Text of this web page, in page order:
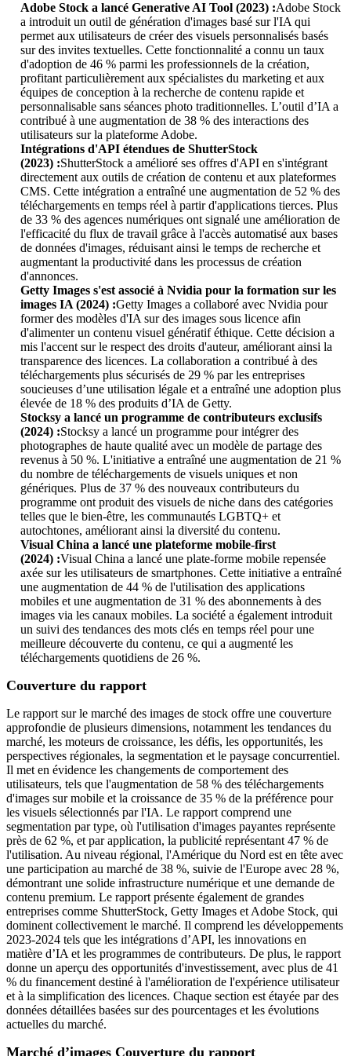
Adobe Stock a lancé Generative AI Tool (2023) :Adobe Stock
a introduit un outil de génération d'images basé sur l'IA qui
permet aux utilisateurs de créer des visuels personnalisés basés
sur des invites textuelles. Cette fonctionnalité a connu un taux
d'adoption de 46 % parmi les professionnels de la création,
profitant particulièrement aux spécialistes du marketing et aux
équipes de conception à la recherche de contenu rapide et
personnalisable sans séances photo traditionnelles. L’outil d’IA a
contribué à une augmentation de 38 % des interactions des
utilisateurs sur la plateforme Adobe.
Intégrations d'API étendues de ShutterStock
(2023) :ShutterStock a amélioré ses offres d'API en s'intégrant
directement aux outils de création de contenu et aux plateformes
CMS. Cette intégration a entraîné une augmentation de 52 % des
téléchargements en temps réel à partir d'applications tierces. Plus
de 33 % des agences numériques ont signalé une amélioration de
l'efficacité du flux de travail grâce à l'accès automatisé aux bases
de données d'images, réduisant ainsi le temps de recherche et
augmentant la productivité dans les processus de création
d'annonces.
Getty Images s'est associé à Nvidia pour la formation sur les
images IA (2024) :Getty Images a collaboré avec Nvidia pour
former des modèles d'IA sur des images sous licence afin
d'alimenter un contenu visuel génératif éthique. Cette décision a
mis l'accent sur le respect des droits d'auteur, améliorant ainsi la
transparence des licences. La collaboration a contribué à des
téléchargements plus sécurisés de 29 % par les entreprises
soucieuses d’une utilisation légale et a entraîné une adoption plus
élevée de 18 % des produits d’IA de Getty.
Stocksy a lancé un programme de contributeurs exclusifs
(2024) :Stocksy a lancé un programme pour intégrer des
photographes de haute qualité avec un modèle de partage des
revenus à 50 %. L'initiative a entraîné une augmentation de 21 %
du nombre de téléchargements de visuels uniques et non
génériques. Plus de 37 % des nouveaux contributeurs du
programme ont produit des visuels de niche dans des catégories
telles que le bien-être, les communautés LGBTQ+ et
autochtones, améliorant ainsi la diversité du contenu.
Visual China a lancé une plateforme mobile-first
(2024) :Visual China a lancé une plate-forme mobile repensée
axée sur les utilisateurs de smartphones. Cette initiative a entraîné
une augmentation de 44 % de l'utilisation des applications
mobiles et une augmentation de 31 % des abonnements à des
images via les canaux mobiles. La société a également introduit
un suivi des tendances des mots clés en temps réel pour une
meilleure découverte du contenu, ce qui a augmenté les
téléchargements quotidiens de 26 %.
Couverture du rapport
Le rapport sur le marché des images de stock offre une couverture
approfondie de plusieurs dimensions, notamment les tendances du
marché, les moteurs de croissance, les défis, les opportunités, les
perspectives régionales, la segmentation et le paysage concurrentiel.
Il met en évidence les changements de comportement des
utilisateurs, tels que l'augmentation de 58 % des téléchargements
d'images sur mobile et la croissance de 35 % de la préférence pour
les visuels sélectionnés par l'IA. Le rapport comprend une
segmentation par type, où l'utilisation d'images payantes représente
près de 62 %, et par application, la publicité représentant 47 % de
l'utilisation. Au niveau régional, l'Amérique du Nord est en tête avec
une participation au marché de 38 %, suivie de l'Europe avec 28 %,
démontrant une solide infrastructure numérique et une demande de
contenu premium. Le rapport présente également de grandes
entreprises comme ShutterStock, Getty Images et Adobe Stock, qui
dominent collectivement le marché. Il comprend les développements
2023-2024 tels que les intégrations d’API, les innovations en
matière d’IA et les programmes de contributeurs. De plus, le rapport
donne un aperçu des opportunités d'investissement, avec plus de 41
% du financement destiné à l'amélioration de l'expérience utilisateur
et à la simplification des licences. Chaque section est étayée par des
données détaillées basées sur des pourcentages et les évolutions
actuelles du marché.
Marché d’images Couverture du rapport